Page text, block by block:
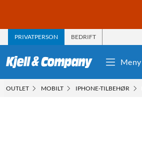
PRIVATPERSON BEDRIFT
Meny
OUTLET MOBILT IPHONE-TILBEHØR